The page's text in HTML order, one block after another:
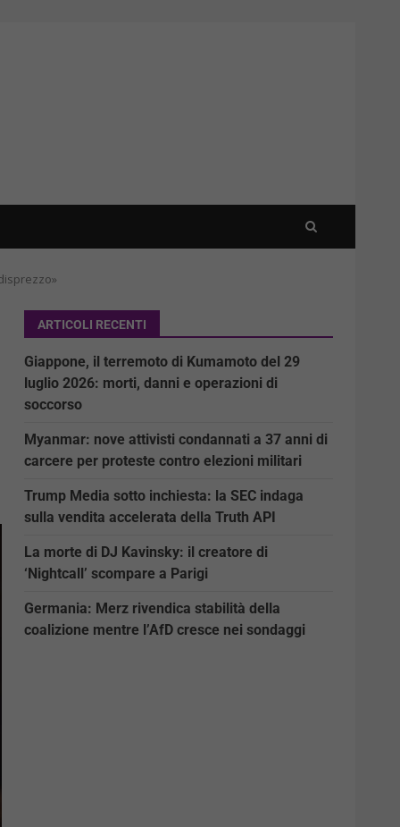
ARTICOLI RECENTI
Giappone, il terremoto di Kumamoto del 29
luglio 2026: morti, danni e operazioni di
soccorso
Myanmar: nove attivisti condannati a 37 anni di
carcere per proteste contro elezioni militari
Trump Media sotto inchiesta: la SEC indaga
sulla vendita accelerata della Truth API
La morte di DJ Kavinsky: il creatore di
‘Nightcall’ scompare a Parigi
Germania: Merz rivendica stabilità della
coalizione mentre l’AfD cresce nei sondaggi